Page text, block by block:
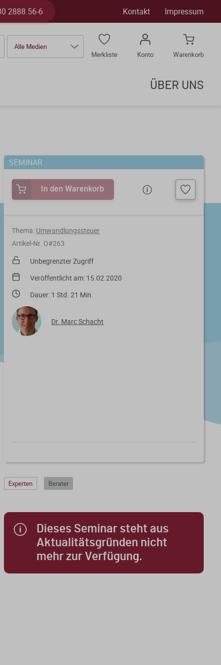
2888 56-6 Kontakt Impressum
Alle Medien
Merkliste
Konto Warenkorb
ÜBER UNS
SEMINAR
In den Warenkorb
Thema: Umwandlungssteuer
Artikel-Nr. O#263
Unbegrenzter Zugriff
Veröffentlicht am: 15.02.2020
Dauer: 1 Std. 21 Min.
Dr. Marc Schacht
Experten Berater
Dieses Seminar steht aus
Aktualitätsgründen nicht
mehr zur Verfügung.